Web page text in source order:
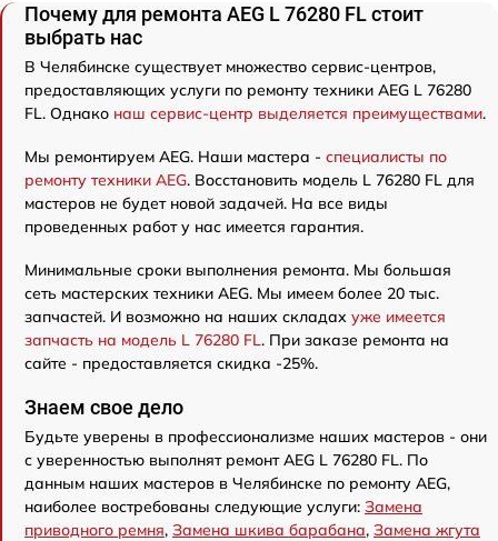
Почему для ремонта AEG L 76280 FL стоит
выбрать нас
В Челябинске существует множество сервис-центров,
предоставляющих услуги по ремонту техники AEG L 76280
FL. Однако наш сервис-центр выделяется преимуществами.
Мы ремонтируем AEG. Наши мастера - специалисты по
ремонту техники AEG. Восстановить модель L 76280 FL для
мастеров не будет новой задачей. На все виды
проведенных работ у нас имеется гарантия.
Минимальные сроки выполнения ремонта. Мы большая
сеть мастерских техники AEG. Мы имеем более 20 тыс.
запчастей. И возможно на наших складах уже имеется
запчасть на модель L 76280 FL. При заказе ремонта на
сайте - предоставляется скидка -25%.
Знаем свое дело
Будьте уверены в профессионализме наших мастеров - они
с уверенностью выполнят ремонт AEG L 76280 FL. По
данным наших мастеров в Челябинске по ремонту AEG,
наиболее востребованы следующие услуги: Замена
приводного ремня, Замена шкива барабана, Замена жгута